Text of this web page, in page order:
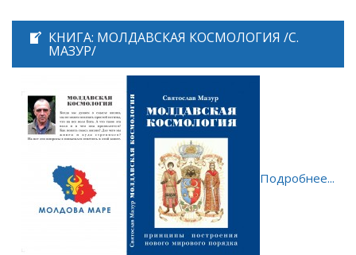
КНИГА: МОЛДАВСКАЯ КОСМОЛОГИЯ /С.
МАЗУР/
Подробнее...